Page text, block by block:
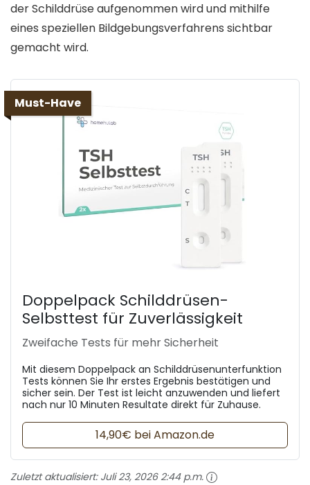
der Schilddrüse aufgenommen wird und mithilfe
eines speziellen Bildgebungsverfahrens sichtbar
gemacht wird.
Must-Have
Doppelpack Schilddrüsen-
Selbsttest für Zuverlässigkeit
Zweifache Tests für mehr Sicherheit
Mit diesem Doppelpack an Schilddrüsenunterfunktion
Tests können Sie Ihr erstes Ergebnis bestätigen und
sicher sein. Der Test ist leicht anzuwenden und liefert
nach nur 10 Minuten Resultate direkt für Zuhause.
14,90€ bei Amazon.de
Zuletzt aktualisiert: Juli 23, 2026 2:44 p.m.